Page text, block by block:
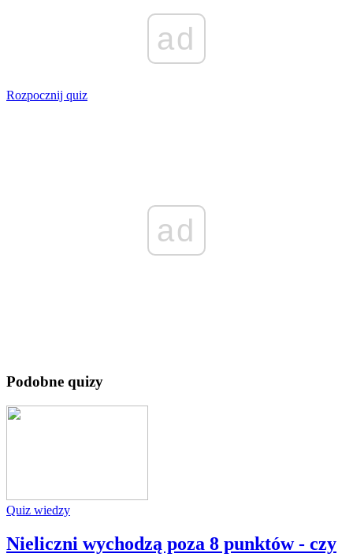
ad
Rozpocznij quiz
ad
Podobne quizy
Quiz wiedzy
Nieliczni wychodzą poza 8 punktów - czy